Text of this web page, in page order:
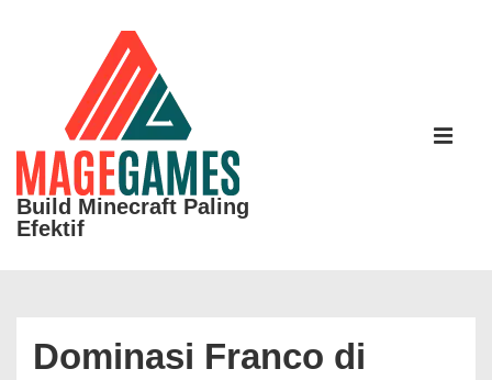
Build Minecraft Paling
Efektif
Main
Dominasi Franco di